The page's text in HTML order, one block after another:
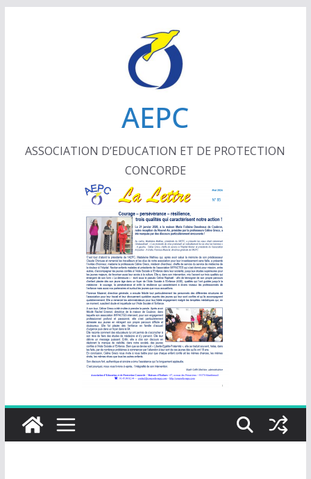
AEPC
ASSOCIATION D’EDUCATION ET DE PROTECTION
CONCORDE